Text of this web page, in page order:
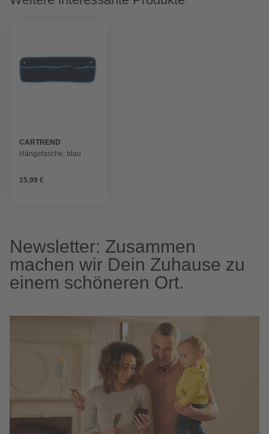
CARTREND
Hängetasche, blau
15,99 €
Newsletter: Zusammen
machen wir Dein Zuhause zu
einem schöneren Ort.